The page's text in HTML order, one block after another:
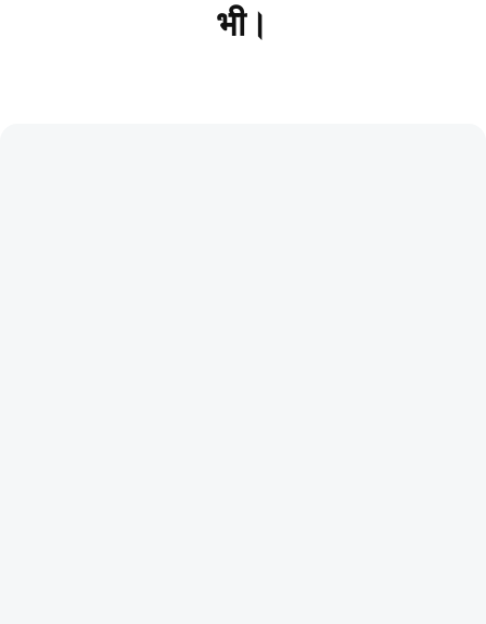
भी।